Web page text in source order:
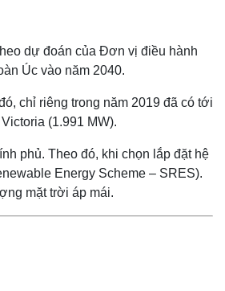
dự đoán của Đơn vị điều hành
Úc vào năm 2040.
chỉ riêng trong năm 2019 đã có tới
(1.991 MW).
phủ. Theo đó, khi chọn lắp đặt hệ
Energy Scheme – SRES).
mặt trời áp mái.